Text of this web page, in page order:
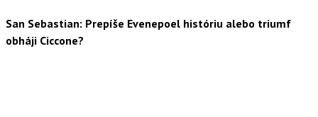
San Sebastian: Prepíše Evenepoel históriu alebo triumf
obháji Ciccone?